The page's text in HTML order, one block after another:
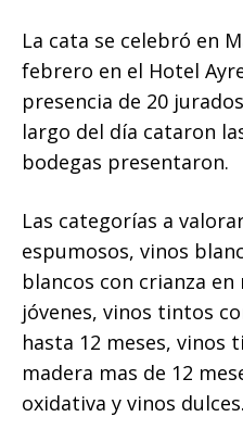
La cata se celebró en
febrero en el Hotel
presencia de 20
largo del día cataron
bodegas presentaron.
Las categorías a
espumosos, vinos
blancos con crianza
jóvenes, vinos tintos
hasta 12 meses, vinos
madera mas de 12
oxidativa y vinos dulces.